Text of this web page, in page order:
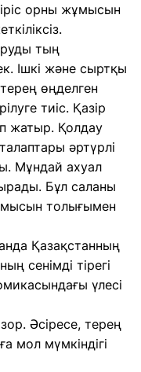
орны жұмысын
тың
Ішкі және сыртқы
өңделген
тиіс. Қазір
жатыр. Қолдау
әртүрлі
Мұндай ахуал
Бұл саланы
толығымен
Қазақстанның
сенімді тірегі
үлесі
Әсіресе, терең
мол мүмкіндігі